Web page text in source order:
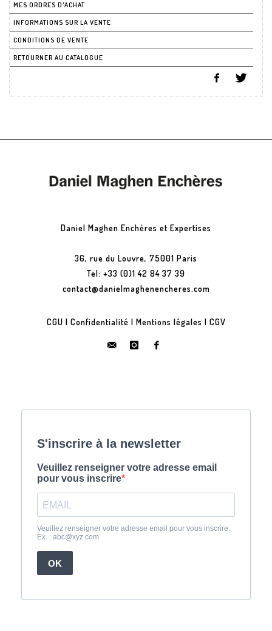
MES ORDRES D'ACHAT
INFORMATIONS SUR LA VENTE
CONDITIONS DE VENTE
RETOURNER AU CATALOGUE
Daniel Maghen Enchères et Expertises
36, rue du Louvre, 75001 Paris
Tel: +33 (0)1 42 84 37 39
contact@danielmaghenencheres.com
CGU | Confidentialité | Mentions légales | CGV